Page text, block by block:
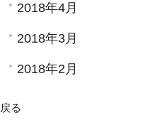
2018年4月
2018年3月
2018年2月
戻る